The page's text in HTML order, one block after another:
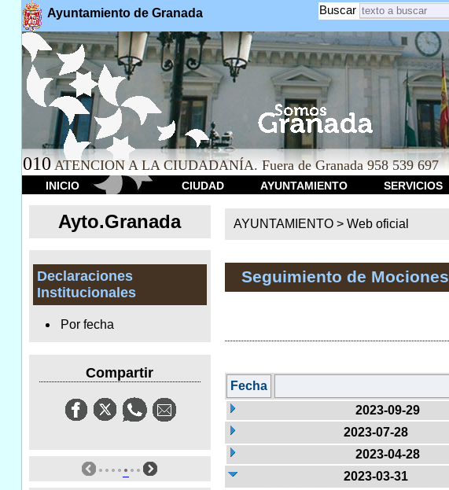
Ayuntamiento de Granada Buscar
010 ATENCION A LA CIUDADANÍA. Fuera de Granada 958 539 697
INICIO CIUDAD AYUNTAMIENTO SERVICIOS
Ayto.Granada
Declaraciones
Institucionales
Por fecha
Compartir
AYUNTAMIENTO > Web oficial
Seguimiento de Mociones
Fecha
2023-09-29
2023-07-28
2023-04-28
2023-03-31